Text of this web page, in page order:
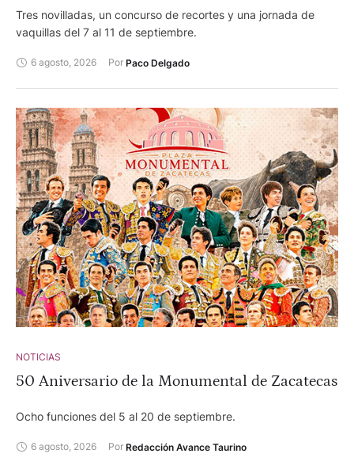
Tres novilladas, un concurso de recortes y una jornada de
vaquillas del 7 al 11 de septiembre.
6 agosto, 2026 Por Paco Delgado
NOTICIAS
50 Aniversario de la Monumental de Zacatecas
Ocho funciones del 5 al 20 de septiembre.
6 agosto, 2026 Por Redacción Avance Taurino